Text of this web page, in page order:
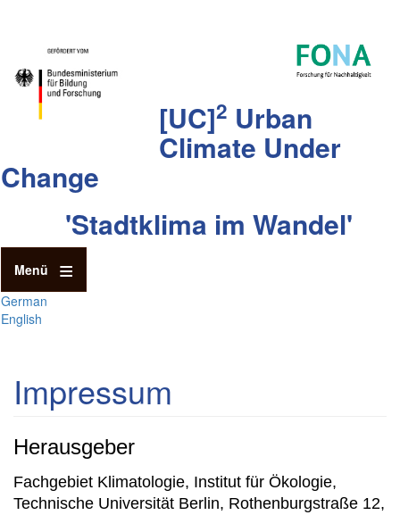
[UC]2 Urban
Climate Under
Change
'Stadtklima im Wandel'
Menü
German
English
Impressum
Herausgeber
Fachgebiet Klimatologie, Institut für Ökologie,
Technische Universität Berlin, Rothenburgstraße 12,